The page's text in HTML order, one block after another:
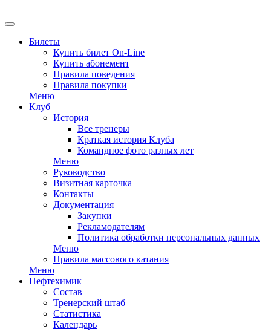
Билеты
Купить билет On-Line
Купить абонемент
Правила поведения
Правила покупки
Меню
Клуб
История
Все тренеры
Краткая история Клуба
Командное фото разных лет
Меню
Руководство
Визитная карточка
Контакты
Документация
Закупки
Рекламодателям
Политика обработки персональных данных
Меню
Правила массового катания
Меню
Нефтехимик
Состав
Тренерский штаб
Статистика
Календарь